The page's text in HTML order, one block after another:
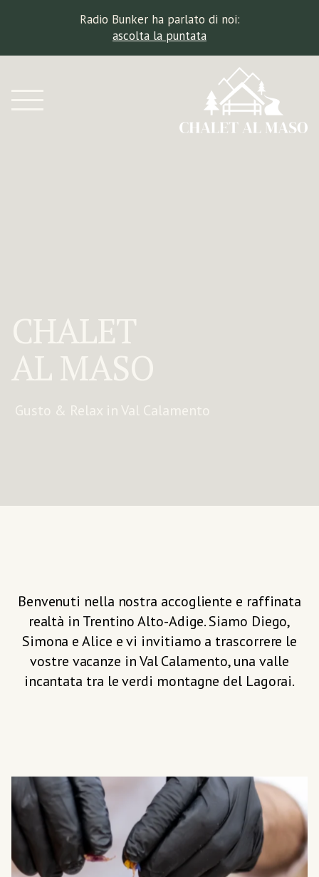
Radio Bunker ha parlato di noi:
ascolta la puntata
CHALET
AL MASO
Gusto & Relax in Val Calamento
Benvenuti nella nostra accogliente e raffinata
realtà in Trentino Alto-Adige. Siamo Diego,
Simona e Alice e vi invitiamo a trascorrere le
vostre vacanze in Val Calamento, una valle
incantata tra le verdi montagne del Lagorai.